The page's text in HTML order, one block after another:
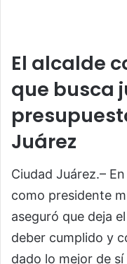
El alcalde
que busca
Juárez
Ciudad Juárez.–
como presidente
aseguró que deja
deber cumplido y
dado lo mejor de